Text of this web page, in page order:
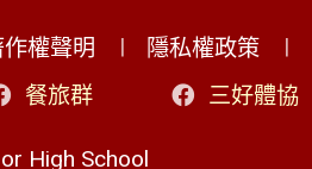
權聲明 隱私權政策
餐旅群
三好體協
High School